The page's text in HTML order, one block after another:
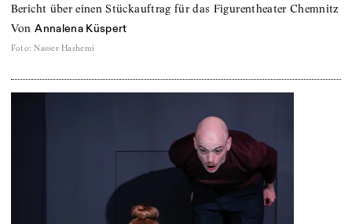
Bericht über einen Stückauftrag für das Figurentheater Chemnitz
von Annalena Küspert
Foto: Nasser Hashemi